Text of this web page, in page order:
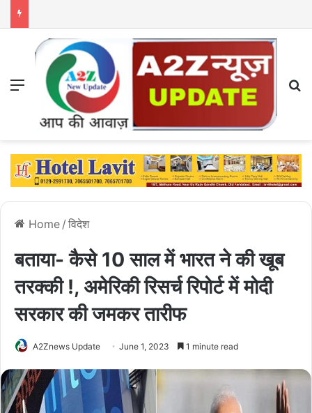
Menu
Home / विदेश
बताया- कैसे 10 साल में भारत ने की खूब
तरक्की !, अमेरिकी रिसर्च रिपोर्ट में मोदी
सरकार की जमकर तारीफ
A2Znews Update June 1, 2023 1 minute read